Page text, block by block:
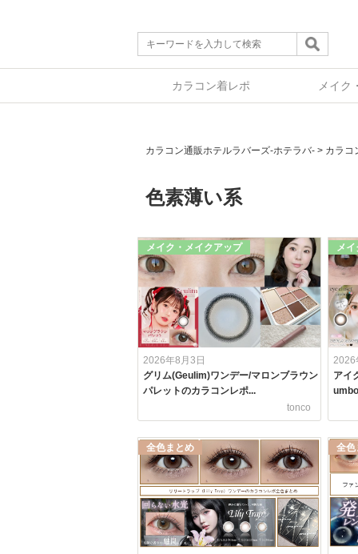
カラコン着レポ メイク
カラコン通販ホテルラバーズ-ホテラバ- > カラコ
色素薄い系
メイク・メイクアップ
2026年8月3日
グリム(Geulim)ワンデー/マロンブラウン
パレットのカラコンレポ...
tonco
メ
2026
アイ
全色まとめ 全色